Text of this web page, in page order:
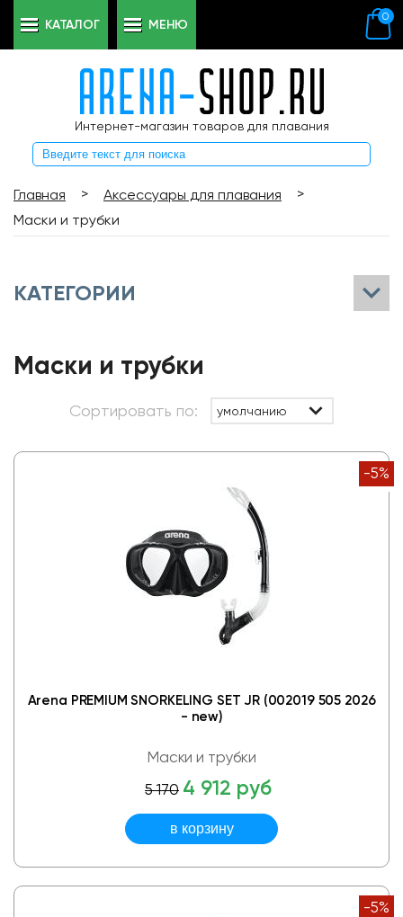
Интернет-магазин товаров для плавания
0
КАТАЛОГ МЕНЮ
Главная > Аксессуары для плавания
>
Маски и трубки
КАТЕГОРИИ
Маски и трубки
Сортировать по: умолчанию
-5%
Arena PREMIUM SNORKELING SET JR (002019 505 2026
- new)
Маски и трубки
5 170 4 912 руб
-5%